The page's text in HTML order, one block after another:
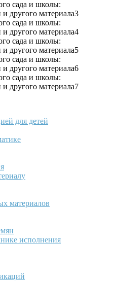
для детей
материалов
исполнения